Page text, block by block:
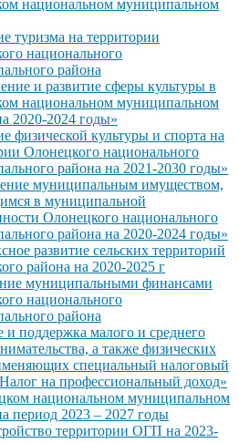
национальном муниципальном
туризма на территории
национального
района
и развитие сферы культуры в
национальном муниципальном
2020-2024 годы»
физической культуры и спорта на
Олонецкого национального
района на 2021-2030 годы»
муниципальным имуществом,
в муниципальной
Олонецкого национального
района на 2020-2024 годы»
развитие сельских территорий
района на 2020-2025 г
муниципальными финансами
национального
района
и поддержка малого и среднего
а также физических
специальный налоговый
на профессиональный доход»
национальном муниципальном
период 2023 – 2027 годы
территории ОГП на 2023-